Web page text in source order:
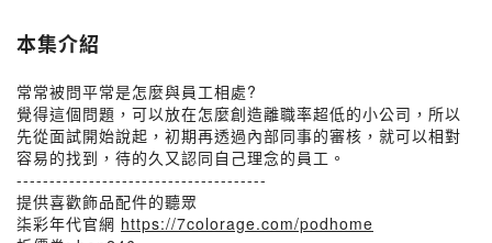
本集介紹
常常被問平常是怎麼與員工相處?
覺得這個問題，可以放在怎麼創造離職率超低的小公司，所以
先從面試開始說起，初期再透過內部同事的審核，就可以相對
容易的找到，待的久又認同自己理念的員工。
--------------------------------------
提供喜歡飾品配件的聽眾
柒彩年代官網 https://7colorage.com/podhome